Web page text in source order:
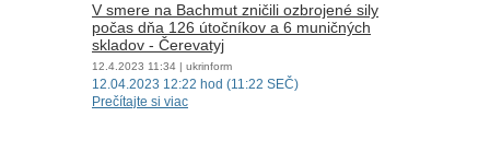
V smere na Bachmut zničili ozbrojené sily
počas dňa 126 útočníkov a 6 muničných
skladov - Čerevatyj
12.4.2023 11:34 | ukrinform
12.04.2023 12:22 hod (11:22 SEČ)
Prečítajte si viac